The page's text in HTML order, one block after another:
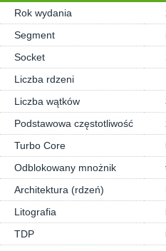
Rok wydania
Segment
Socket
Liczba rdzeni
Liczba wątków
Podstawowa częstotliwość
Turbo Core
Odblokowany mnożnik
Architektura (rdzeń)
Litografia
TDP